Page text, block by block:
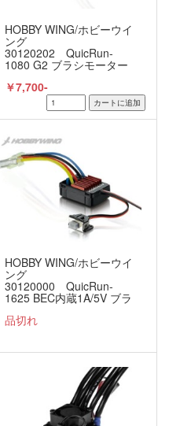
HOBBY WING/ホビーウイ
ング
30120202 QuicRun-
1080 G2 ブラシモーター
￥7,700-
HOBBY WING/ホビーウイ
ング
30120000 QuicRun-
1625 BEC内蔵1A/5V ブラ
【1/16， 1/18用】
品切れ